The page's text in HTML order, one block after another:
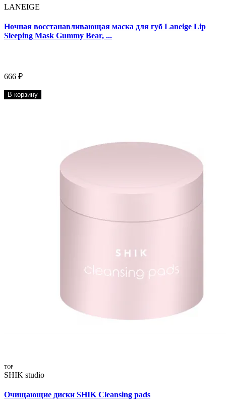
LANEIGE
Ночная восстанавливающая маска для губ Laneige Lip
Sleeping Mask Gummy Bear, ...
666 ₽
В корзину
TOP
SHIK studio
Очищающие диски SHIK Cleansing pads